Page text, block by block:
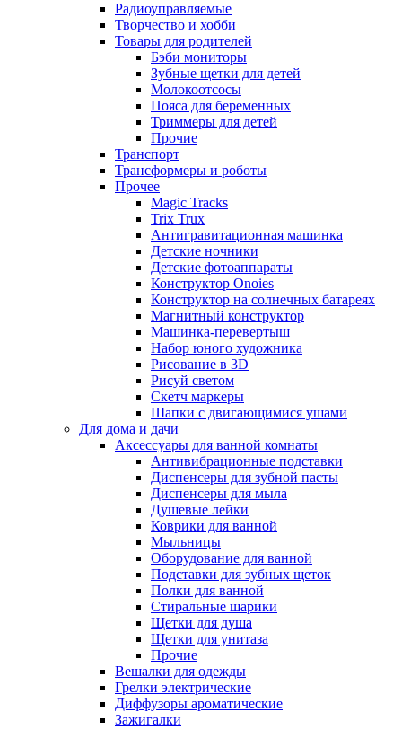
Радиоуправляемые
Творчество и хобби
Товары для родителей
Бэби мониторы
Зубные щетки для детей
Молокоотсосы
Пояса для беременных
Триммеры для детей
Прочие
Транспорт
Трансформеры и роботы
Прочее
Magic Tracks
Trix Trux
Антигравитационная машинка
Детские ночники
Детские фотоаппараты
Конструктор Onoies
Конструктор на солнечных батареях
Магнитный конструктор
Машинка-перевертыш
Набор юного художника
Рисование в 3D
Рисуй светом
Скетч маркеры
Шапки с двигающимися ушами
Для дома и дачи
Аксессуары для ванной комнаты
Антивибрационные подставки
Диспенсеры для зубной пасты
Диспенсеры для мыла
Душевые лейки
Коврики для ванной
Мыльницы
Оборудование для ванной
Подставки для зубных щеток
Полки для ванной
Стиральные шарики
Щетки для душа
Щетки для унитаза
Прочие
Вешалки для одежды
Грелки электрические
Диффузоры ароматические
Зажигалки